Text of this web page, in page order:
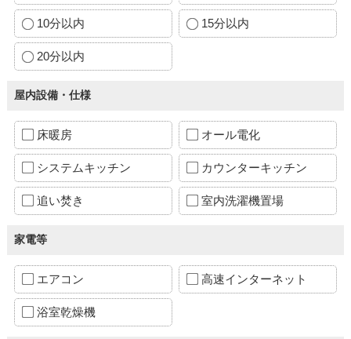
10分以内 15分以内
20分以内
屋内設備・仕様
床暖房 オール電化
システムキッチン カウンターキッチン
追い焚き 室内洗濯機置場
家電等
エアコン 高速インターネット
浴室乾燥機